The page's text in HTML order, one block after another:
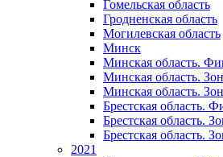
Гомельская область
Гродненская область
Могилевская область
Минск
Mинская область.
Минская область.
Минская область.
Брестская область.
Брестская область.
Брестская область.
2021